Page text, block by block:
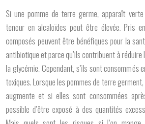
Si une pomme de terre germe, apparaît
teneur en alcaloïdes peut être élevée. Pris
composés peuvent être bénéfiques pour la
antibiotique et parce qu’ils contribuent à
la glycémie. Cependant, s’ils sont consommés
toxiques. Lorsque les pommes de terre
augmente et si elles sont consommées
possible d’être exposé à des quantités